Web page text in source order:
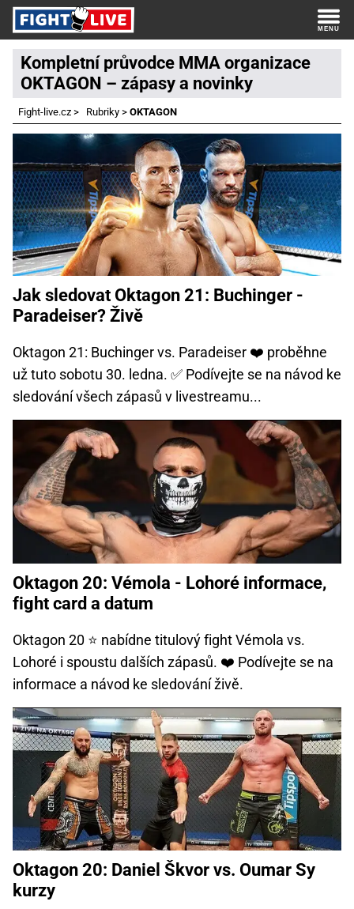
Kompletní průvodce MMA organizace
OKTAGON – zápasy a novinky
Fight-live.cz > Rubriky > OKTAGON
Jak sledovat Oktagon 21: Buchinger -
Paradeiser? Živě
Oktagon 21: Buchinger vs. Paradeiser ❤️ proběhne
už tuto sobotu 30. ledna. ✅ Podívejte se na návod ke
sledování všech zápasů v livestreamu...
Oktagon 20: Vémola - Lohoré informace,
fight card a datum
Oktagon 20 ⭐ nabídne titulový fight Vémola vs.
Lohoré i spoustu dalších zápasů. ❤️ Podívejte se na
informace a návod ke sledování živě.
Oktagon 20: Daniel Škvor vs. Oumar Sy
kurzy